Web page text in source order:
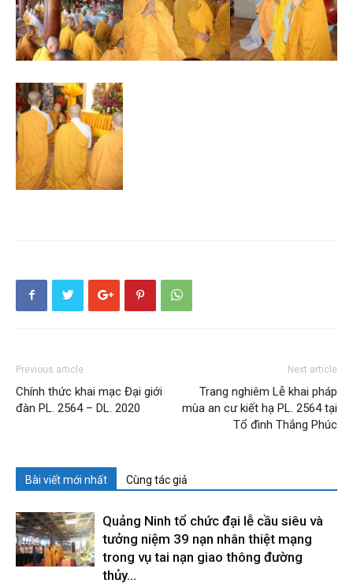
Previous article
Chính thức khai mạc Đại giới
đàn PL. 2564 – DL. 2020
Next article
Trang nghiêm Lễ khai pháp
mùa an cư kiết hạ PL. 2564 tại
Tổ đình Thắng Phúc
Bài viết mới nhất Cùng tác giả
Quảng Ninh tổ chức đại lễ cầu siêu và
tưởng niệm 39 nạn nhân thiệt mạng
trong vụ tai nạn giao thông đường
thủy...